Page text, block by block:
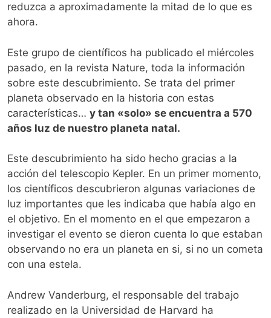
reduzca a aproximadamente la mitad de lo que es
ahora.
Este grupo de científicos ha publicado el miércoles
pasado, en la revista Nature, toda la información
sobre este descubrimiento. Se trata del primer
planeta observado en la historia con estas
características… y tan «solo» se encuentra a 570
años luz de nuestro planeta natal.
Este descubrimiento ha sido hecho gracias a la
acción del telescopio Kepler. En un primer momento,
los científicos descubrieron algunas variaciones de
luz importantes que les indicaba que había algo en
el objetivo. En el momento en el que empezaron a
investigar el evento se dieron cuenta lo que estaban
observando no era un planeta en si, si no un cometa
con una estela.
Andrew Vanderburg, el responsable del trabajo
realizado en la Universidad de Harvard ha